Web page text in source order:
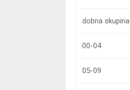
dobna skupina
00-04
05-09